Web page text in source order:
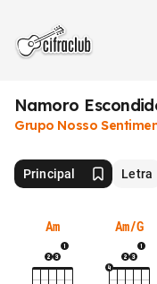
Namoro
Grupo Nosso
Principal Letra
Am Am/G